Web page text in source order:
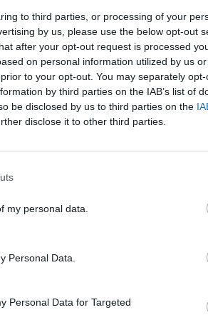
to third parties, or processing of your
by us, please use the below opt-out
after your opt-out request is processed
on personal information utilized by us
to your opt-out. You may separately
by third parties on the IAB’s list of
be disclosed by us to third parties on the
disclose it to other third parties.
my personal data.
Personal Data.
Personal Data for Targeted
como los actuales, van por